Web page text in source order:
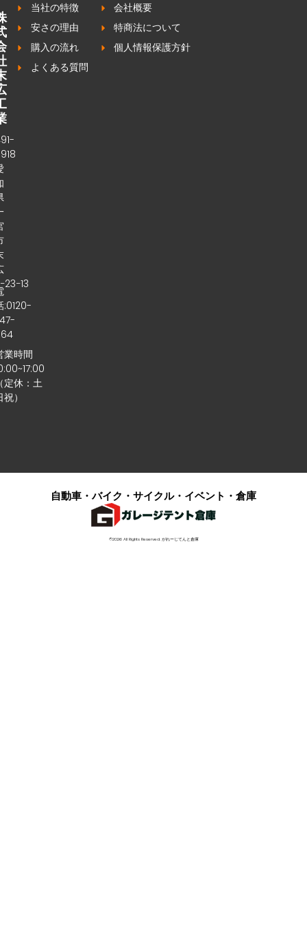
当社の特徴
安さの理由
購入の流れ
よくある質問
会社概要
特商法について
個人情報保護方針
:0120-
業時間
定休：土
）
自動車・バイク・サイクル・イベント・倉庫
©2026 All Rights Reserved. がれーじてんと倉庫